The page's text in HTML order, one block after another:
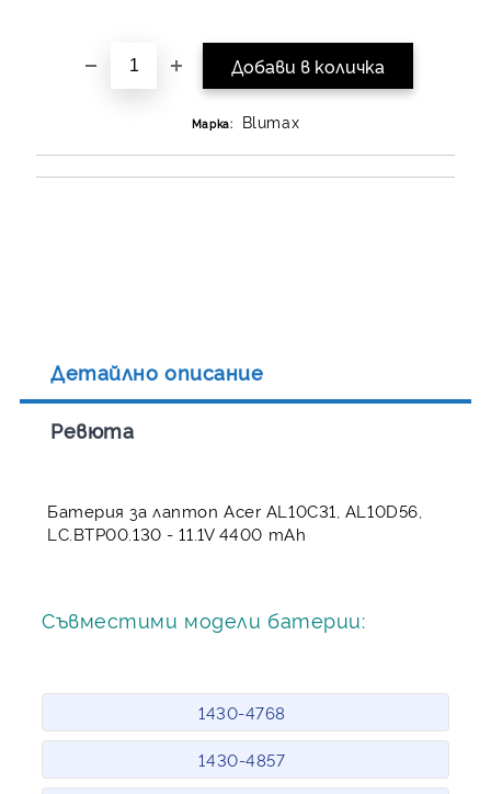
Марка: Blumax
Детайлно описание
Ревюта
Батерия за лаптоп Acer AL10C31, AL10D56,
LC.BTP00.130 - 11.1V 4400 mAh
Съвместими модели батерии:
1430-4768
1430-4857